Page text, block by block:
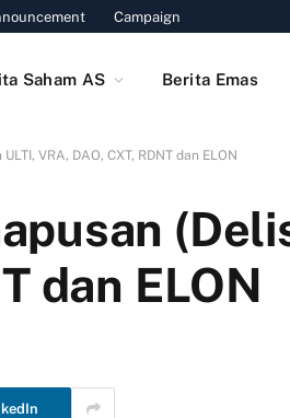
Campaign
Saham AS Berita Emas
VRA, DAO, CXT, RDNT dan ELON
dan ELON